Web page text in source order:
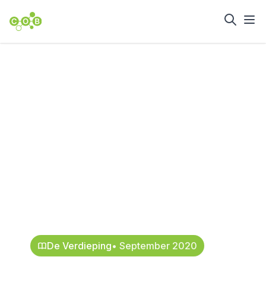
De Verdieping• September 2020